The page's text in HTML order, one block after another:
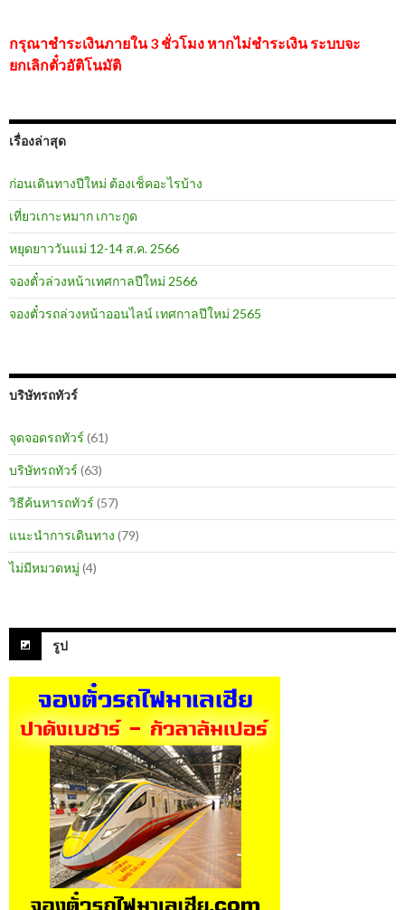
กรุณาชำระเงินภายใน 3 ชั่วโมง หากไม่ชำระเงิน ระบบจะ
ยกเลิกตั๋วอัติโนมัติ
เรื่องล่าสุด
ก่อนเดินทางปีใหม่ ต้องเช็คอะไรบ้าง
เที่ยวเกาะหมาก เกาะกูด
หยุดยาววันแม่ 12-14 ส.ค. 2566
จองตั๋วล่วงหน้าเทศกาลปีใหม่ 2566
จองตั๋วรถล่วงหน้าออนไลน์ เทศกาลปีใหม่ 2565
บริษัทรถทัวร์
จุดจอดรถทัวร์ (61)
บริษัทรถทัวร์ (63)
วิธีค้นหารถทัวร์ (57)
แนะนำการเดินทาง (79)
ไม่มีหมวดหมู่ (4)
รูป